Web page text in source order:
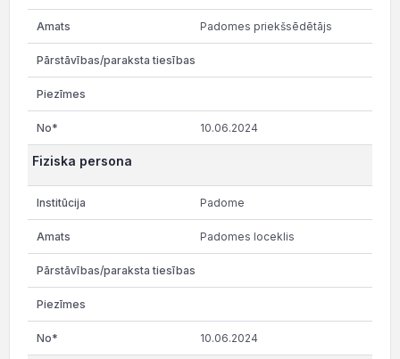
Padomes priekšsēdētājs
10.06.2024
Fiziska persona
Padome
Padomes loceklis
10.06.2024